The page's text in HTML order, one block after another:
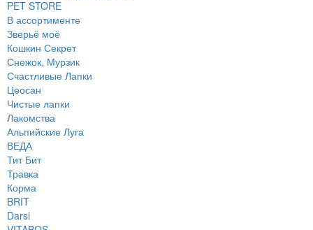
PET STORE
В ассортименте
Зверьё моё
Кошкин Секрет
Снежок, Мурзик
Счастливые Лапки
Цеосан
Чистые лапки
Лакомства
Альпийские Луга
ВЕДА
Тит Бит
Травка
Корма
BRIT
Darsi